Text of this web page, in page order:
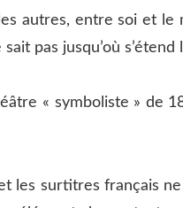
autres, entre soi et le
pas jusqu’où s’étend
« symboliste » de
les surtitres français